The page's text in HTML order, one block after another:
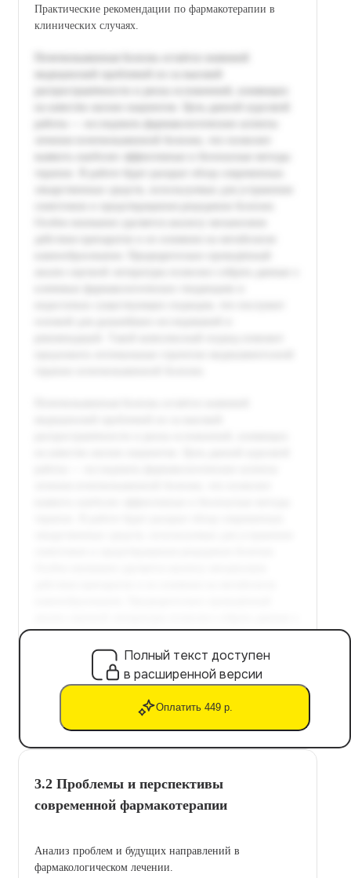
Практические рекомендации по фармакотерапии в
клинических случаях.
Полный текст доступен
в расширенной версии
Оплатить 449 р.
3.2 Проблемы и перспективы
современной фармакотерапии
Анализ проблем и будущих направлений в
фармакологическом лечении.